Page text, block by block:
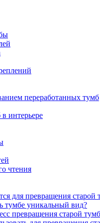
переработанных тумб
интерьере
чтения
для превращения старой
тумбе уникальный вид?
превращения старой